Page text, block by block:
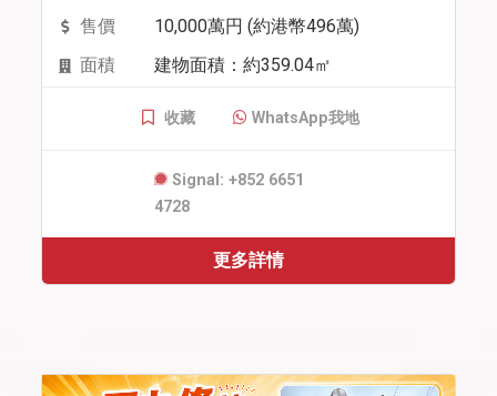
售價
10,000萬円 (約港幣496萬)
面積
建物面積：約359.04㎡
收藏 WhatsApp我地
Signal: +852 6651
4728
更多詳情